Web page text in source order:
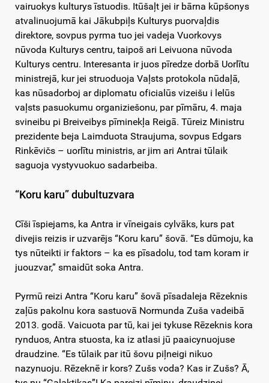
vairuokys kulturys īstuodis. Itūšaļt jei ir bārna kūpšonys
atvalinuojumā kai Jākubpiļs Kulturys puorvaļdis
direktore, sovpus pyrma tuo jei vadeja Vuorkovys
nūvoda Kulturys centru, taipoš ari Leivuona nūvoda
Kulturys centru. Interesanta ir juos pīredze dorbā Uorlītu
ministrejā, kur jei struoduoja Vaļsts protokola nūdaļā,
kas nūsadorboj ar diplomatu oficialūs vizeišu i lelūs
vaļsts pasuokumu organiziešonu, par pīmāru, 4. maja
svineibu pi Breiveibys pīminekļa Reigā. Tūreiz Ministru
prezidente beja Laimduota Straujuma, sovpus Edgars
Rinkēvičs – uorlītu ministris, ar jim ari Antrai tūlaik
saguoja vystyvuokuo sadarbeiba.
“Koru karu” dubultuzvara
Cīši īspiejams, ka Antra ir vīneigais cylvāks, kurs pat
divejis reizis ir uzvarējs “Koru karu” šovā. “Es dūmoju, ka
tys nūteikti ir faktors – ka es pīsadolu, tod tam koram ir
juouzvar,” smaidūt soka Antra.
Pyrmū reizi Antra “Koru karu” šovā pīsadaleja Rēzeknis
zaļūs pakolnu kora sastuovā Normunda Zuša vadeibā
2013. godā. Vaicuota par tū, kai jei tykuse Rēzeknis kora
rynduos, Antra stuosta, ka iz atlasi jū paaicynuojuse
draudzine. “Es tūlaik par itū šovu piļneigi nikuo
nazynuoju. Rēzeknē ir kors? Zušs voda? Kas ir Zušs? Ā,